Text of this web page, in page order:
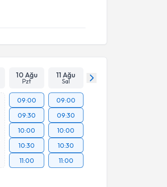
10 Ağu
Pzt
11 Ağu
Sal
09:00
09:30
10:00
10:30
11:00
09:00
09:30
10:00
10:30
11:00